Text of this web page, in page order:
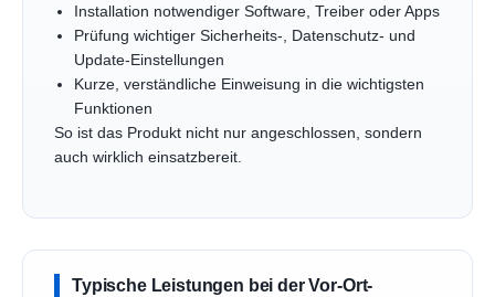
Installation notwendiger Software, Treiber oder Apps
Prüfung wichtiger Sicherheits-, Datenschutz- und
Update-Einstellungen
Kurze, verständliche Einweisung in die wichtigsten
Funktionen
So ist das Produkt nicht nur angeschlossen, sondern
auch wirklich einsatzbereit.
Typische Leistungen bei der Vor-Ort-